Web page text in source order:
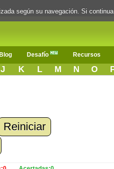
Blog Desafío Recursos
J K L M N O
Reiniciar
según su navegación. Si